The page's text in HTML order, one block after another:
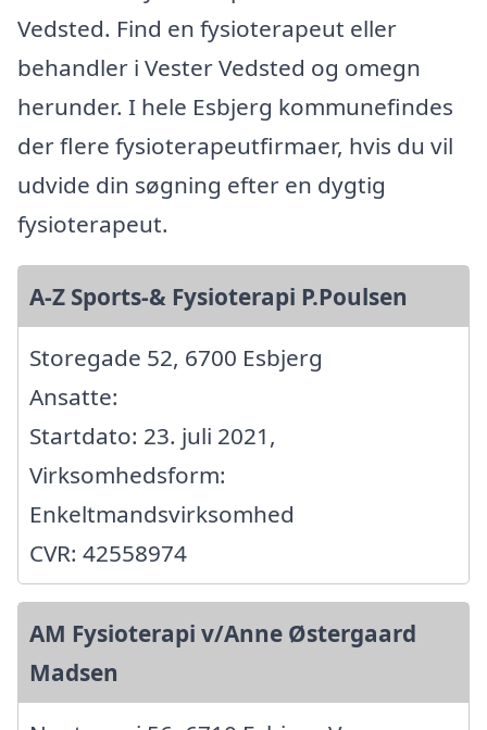
Vedsted. Find en fysioterapeut eller
behandler i Vester Vedsted og omegn
herunder. I hele Esbjerg kommunefindes
der flere fysioterapeutfirmaer, hvis du vil
udvide din søgning efter en dygtig
fysioterapeut.
A-Z Sports-& Fysioterapi P.Poulsen
Storegade 52, 6700 Esbjerg
Ansatte:
Startdato: 23. juli 2021,
Virksomhedsform:
Enkeltmandsvirksomhed
CVR: 42558974
AM Fysioterapi v/Anne Østergaard
Madsen